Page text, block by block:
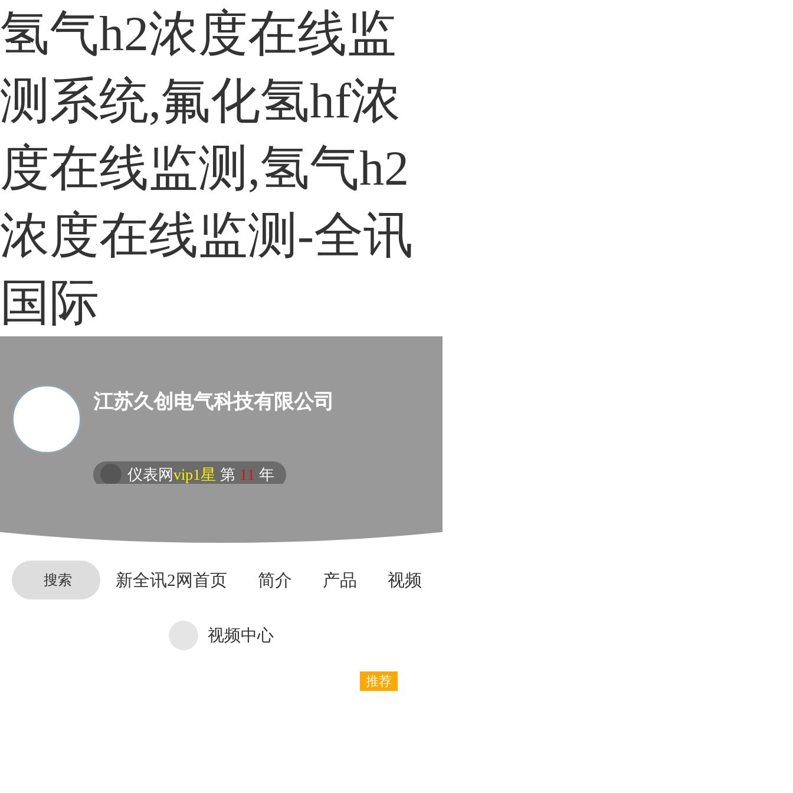
氢气h2浓度在线监
测系统,氟化氢hf浓
度在线监测,氢气h2
浓度在线监测-全讯
国际
江苏久创电气科技有限公司
仪表网vip1星 第 11 年
搜索 新全讯2网首页 简介 产品 视频
视频中心
推荐